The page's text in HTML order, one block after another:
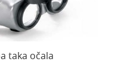
taka očala